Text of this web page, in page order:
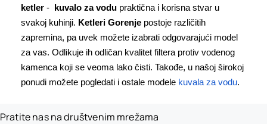
ketler - kuvalo za vodu praktična i korisna stvar u
svakoj kuhinji. Ketleri Gorenje postoje različitih
zapremina, pa uvek možete izabrati odgovarajući model
za vas. Odlikuje ih odličan kvalitet filtera protiv vodenog
kamenca koji se veoma lako čisti. Takođe, u našoj širokoj
ponudi možete pogledati i ostale modele kuvala za vodu.
Pratite nas na društvenim mrežama